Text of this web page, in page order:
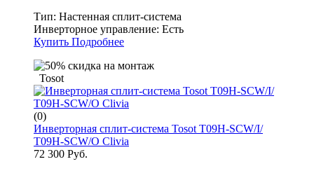
Тип: Настенная сплит-система
Инверторное управление: Есть
Купить Подробнее
Tosot
(0)
Инверторная сплит-система Tosot T09H-SCW/I/
T09H-SCW/O Clivia
72 300 Руб.